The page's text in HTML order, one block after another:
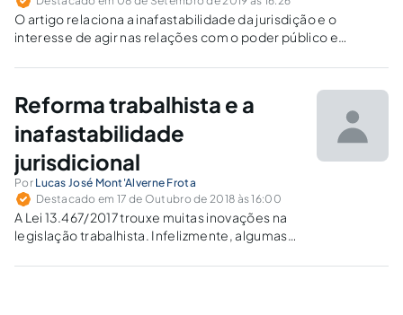
O artigo relaciona a inafastabilidade da jurisdição e o
interesse de agir nas relações com o poder público e
requerimento administrativo para que surja a possibilidade
Reforma trabalhista e a
inafastabilidade
jurisdicional
Por Lucas José Mont'Alverne Frota
Destacado em 17 de Outubro de 2018 às 16:00
A Lei 13.467/2017 trouxe muitas inovações na
legislação trabalhista. Infelizmente, algumas
ingresso do trabalhador hipossuficiente ao